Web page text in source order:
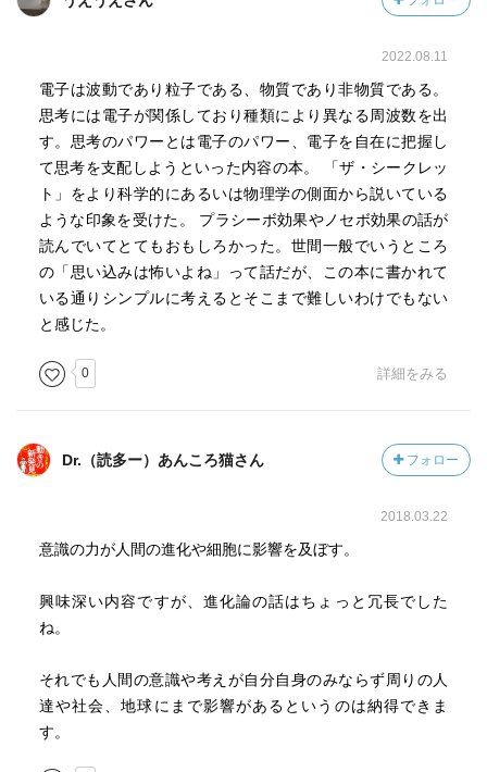
ものの考えかた＝哲学こそが、最終的に生物の意思を決定
する。個人の潜在意識による文化的な認識は、当然社会で
も共通。社会信念は大きなスケールで害になりうる。
調和のとれた自然の原理とテクノロジーの進化とを結びつ
けると、自立しながら成長する文明ができる。
一神教の場合、指揮系統が必要となり、天からずっと下層
部まで命令が下る。
ネイティブアメリカンが父なる空と母なる大地と呼んだ通
れた。
している。
り、ある都市の人口の1%が暝想状態に入ると、その地域の
犯罪が明らかに減少した。
環境こそが進化を導く力。
性を持つ人々でつくられた巨大な有機体へと変化を遂げる
始まり。
2022.08.11
電子は波動であり粒子である、物質であり非物質である。
思考には電子が関係しており種類により異なる周波数を出
す。思考のパワーとは電子のパワー、電子を自在に把握し
て思考を支配しようといった内容の本。 「ザ・シークレッ
ト」をより科学的にあるいは物理学の側面から説いている
ような印象を受けた。 プラシーボ効果やノセボ効果の話が
読んでいてとてもおもしろかった。世間一般でいうところ
の「思い込みは怖いよね」って話だが、この本に書かれて
いる通りシンプルに考えるとそこまで難しいわけでもない
と感じた。
0 詳細をみる
Dr.（読多ー）あんころ猫さん フォロー
2018.03.22
意識の力が人間の進化や細胞に影響を及ぼす。
興味深い内容ですが、進化論の話はちょっと冗長でした
ね。
それでも人間の意識や考えが自分自身のみならず周りの人
達や社会、地球にまで影響があるというのは納得できま
す。